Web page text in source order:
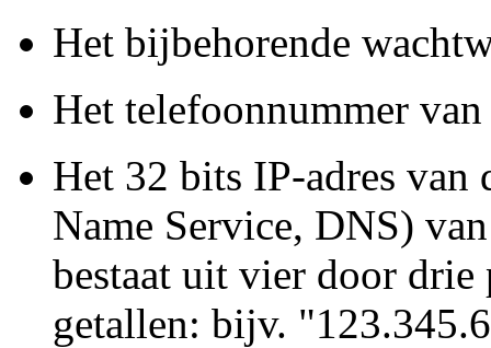
Het bijbehorende
Het telefoonnummer
Het 32 bits IP-adres van
Name Service, DNS)
bestaat uit vier door drie
getallen: bijv.